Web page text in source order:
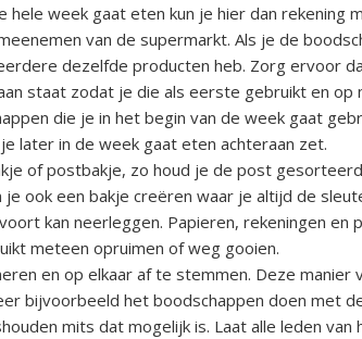
week gaat eten kun je hier dan rekening
van de supermarkt. Als je de
dezelfde producten heb. Zorg ervoor
staat zodat je die als eerste gebruikt en op
die je in het begin van de week gaat
later in de week gaat eten achteraan zet.
of postbakje, zo houd je de post
je ook een bakje creëren waar je altijd de
kan neerleggen. Papieren, rekeningen en
meteen opruimen of weg gooien.
en op elkaar af te stemmen. Deze manier
bijvoorbeeld het boodschappen doen met
mits dat mogelijk is. Laat alle leden van